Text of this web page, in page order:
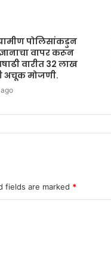
पोलिसांकडुन
वापर करून
वारीत 32 लाख
अचूक मोजणी.
fields are marked *